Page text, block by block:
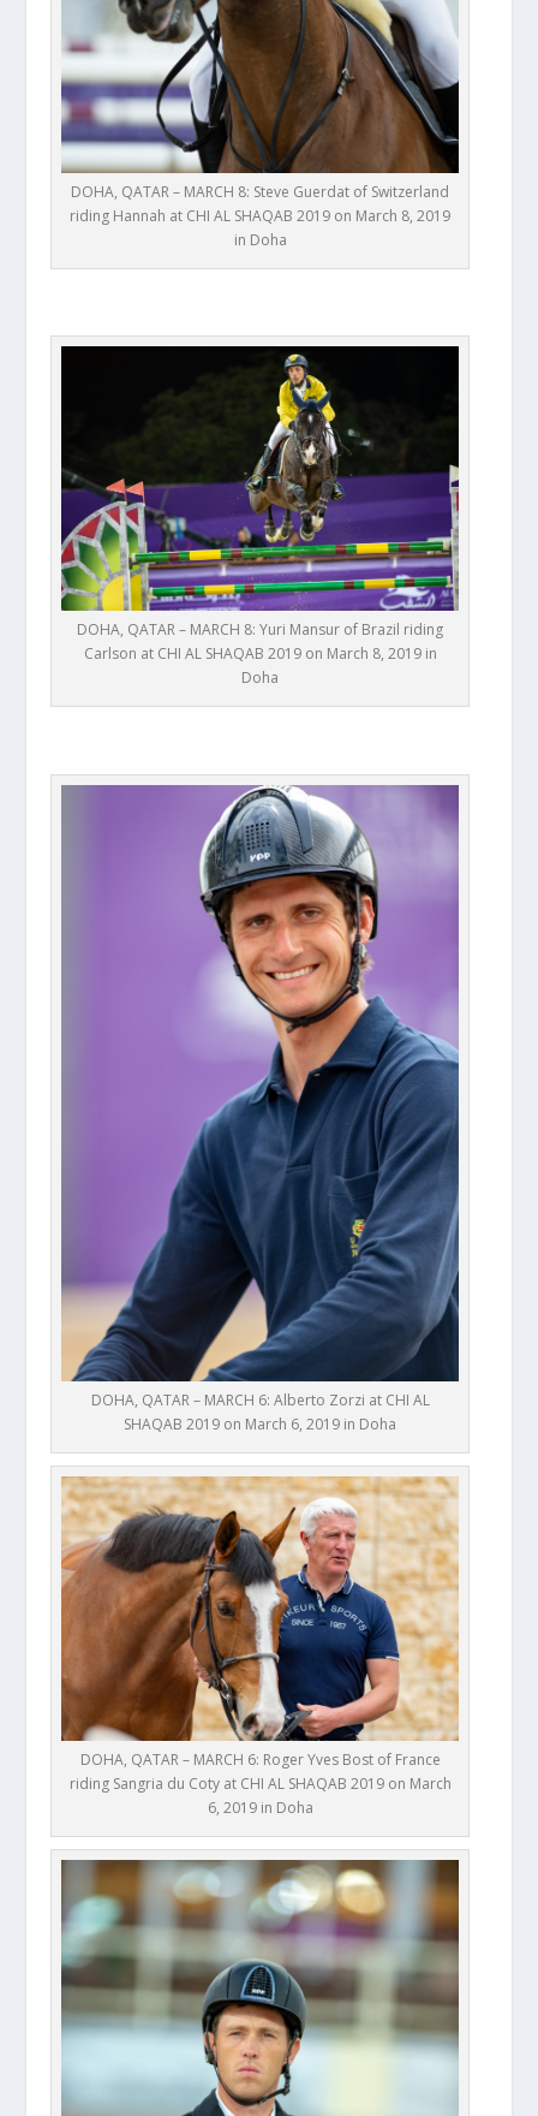
DOHA, QATAR – MARCH 8: Steve Guerdat of Switzerland
riding Hannah at CHI AL SHAQAB 2019 on March 8, 2019
in Doha
DOHA, QATAR – MARCH 8: Yuri Mansur of Brazil riding
Carlson at CHI AL SHAQAB 2019 on March 8, 2019 in
Doha
DOHA, QATAR – MARCH 6: Alberto Zorzi at CHI AL
SHAQAB 2019 on March 6, 2019 in Doha
DOHA, QATAR – MARCH 6: Roger Yves Bost of France
riding Sangria du Coty at CHI AL SHAQAB 2019 on March
6, 2019 in Doha